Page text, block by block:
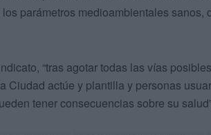
parámetros medioambientales
“tras agotar todas las vías
Ciudad actúe y plantilla y personas
tener consecuencias sobre su